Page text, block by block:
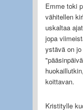
Emme toki
vähitellen
uskaltaa
jopa
ystävä on
koittavan.
Kristitylle